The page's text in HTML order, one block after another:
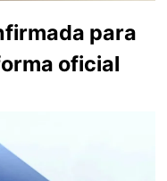
para
oficial